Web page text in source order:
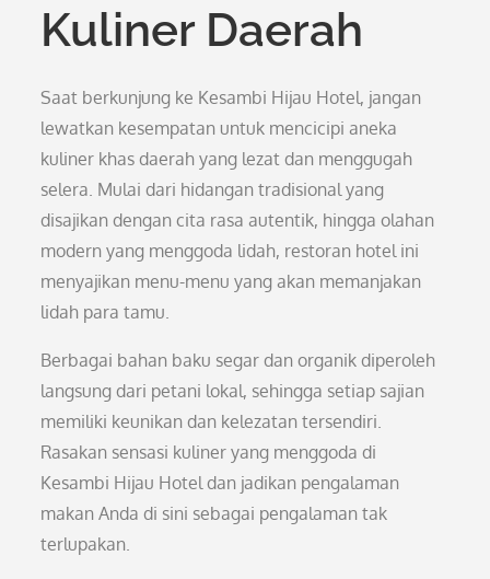
Kuliner Daerah
Saat berkunjung ke Kesambi Hijau Hotel, jangan
lewatkan kesempatan untuk mencicipi aneka
kuliner khas daerah yang lezat dan menggugah
selera. Mulai dari hidangan tradisional yang
disajikan dengan cita rasa autentik, hingga olahan
modern yang menggoda lidah, restoran hotel ini
menyajikan menu-menu yang akan memanjakan
lidah para tamu.
Berbagai bahan baku segar dan organik diperoleh
langsung dari petani lokal, sehingga setiap sajian
memiliki keunikan dan kelezatan tersendiri.
Rasakan sensasi kuliner yang menggoda di
Kesambi Hijau Hotel dan jadikan pengalaman
makan Anda di sini sebagai pengalaman tak
terlupakan.